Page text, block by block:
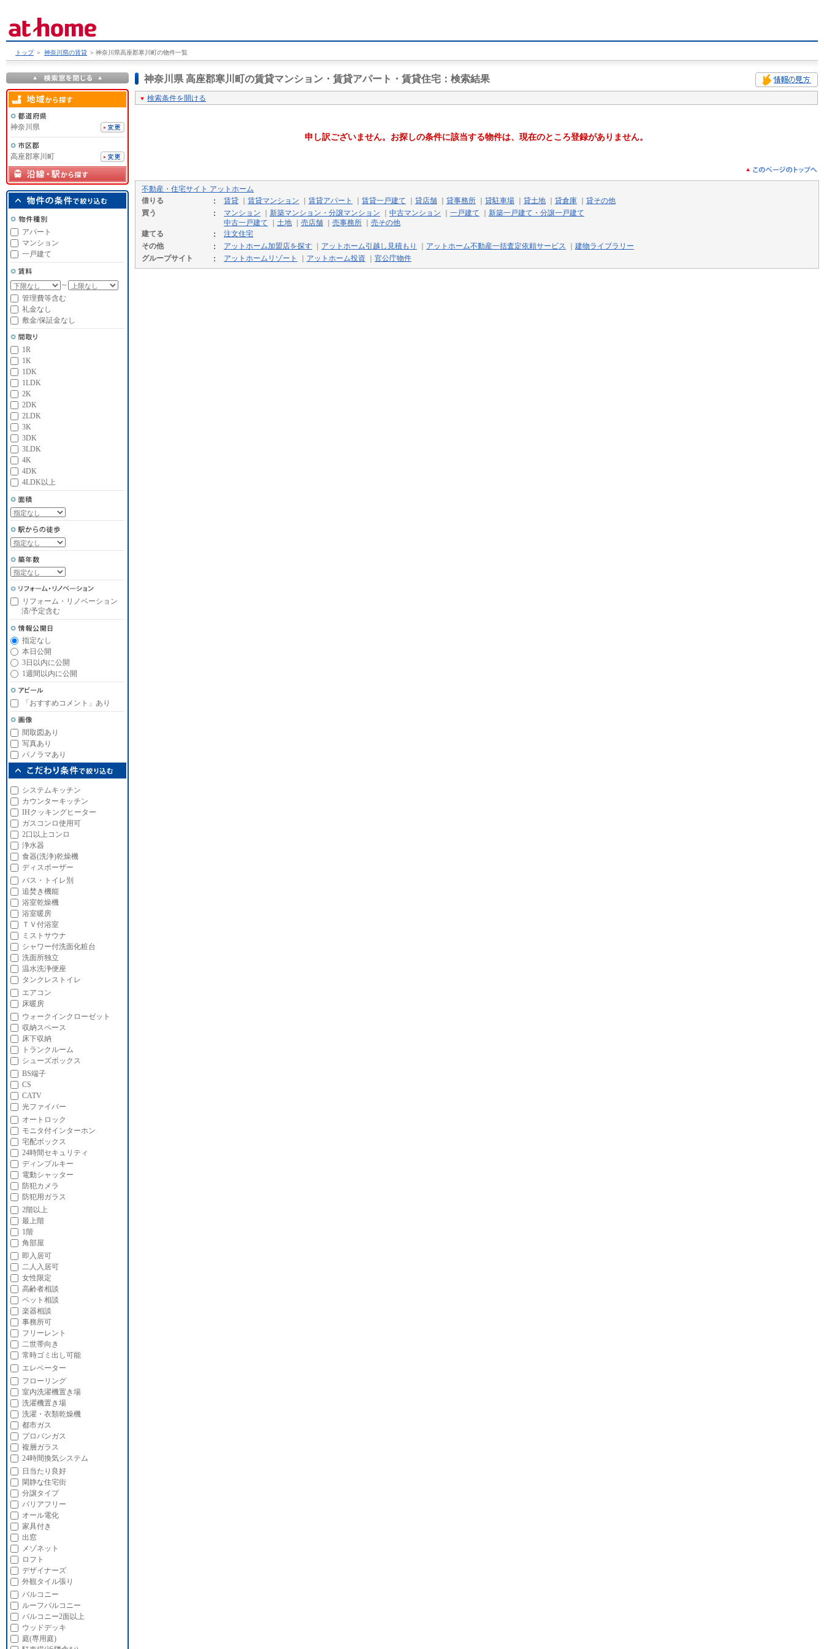
トップ ＞ 神奈川県の賃貸 ＞ 神奈川県高座郡寒川町の物件一覧
神奈川県 高座郡寒川町の賃貸マンション・賃貸アパート・賃貸住宅 ：検索結果
検索条件を開ける
申し訳ございません。お探しの条件に該当する物件は、現在のところ登録がありません。
不動産・住宅サイト アットホーム
借りる
賃貸 賃貸マンション 賃貸アパート 賃貸一戸建て 貸店舗 貸事務所 貸駐車場 貸土地 貸倉庫
貸その他
買う
マンション 新築マンション・分譲マンション 中古マンション 一戸建て
新築一戸建て・分譲一戸建て
中古一戸建て
土地 売店舗 売事務所
売その他
建てる
注文住宅
その他
アットホーム加盟店を探す アットホーム引越し見積もり アットホーム不動産一括査定依頼サービス
建物ライブラリー
グループサイト
アットホームリゾート アットホーム投資 官公庁物件
神奈川県
高座郡寒川町
アパート
マンション
一戸建て
～
管理費等含む
礼金なし
敷金/保証金なし
1R
1K
1DK
1LDK
2K
2DK
2LDK
3K
3DK
3LDK
4K
4DK
4LDK以上
リフォーム・リノベーション
済/予定含む
指定なし
本日公開
3日以内に公開
1週間以内に公開
「おすすめコメント」あり
間取図あり
写真あり
パノラマあり
システムキッチン
カウンターキッチン
IHクッキングヒーター
ガスコンロ使用可
2口以上コンロ
浄水器
食器(洗浄)乾燥機
ディスポーザー
バス・トイレ別
追焚き機能
浴室乾燥機
浴室暖房
ＴＶ付浴室
ミストサウナ
シャワー付洗面化粧台
洗面所独立
温水洗浄便座
タンクレストイレ
エアコン
床暖房
ウォークインクローゼット
収納スペース
床下収納
トランクルーム
シューズボックス
BS端子
CS
CATV
光ファイバー
オートロック
モニタ付インターホン
宅配ボックス
24時間セキュリティ
ディンプルキー
電動シャッター
防犯カメラ
防犯用ガラス
2階以上
最上階
1階
角部屋
即入居可
二人入居可
女性限定
高齢者相談
ペット相談
楽器相談
事務所可
フリーレント
二世帯向き
常時ゴミ出し可能
エレベーター
フローリング
室内洗濯機置き場
洗濯機置き場
洗濯・衣類乾燥機
都市ガス
プロパンガス
複層ガラス
24時間換気システム
日当たり良好
閑静な住宅街
分譲タイプ
バリアフリー
オール電化
家具付き
出窓
メゾネット
ロフト
デザイナーズ
外観タイル張り
バルコニー
ルーフバルコニー
バルコニー2面以上
ウッドデッキ
庭(専用庭)